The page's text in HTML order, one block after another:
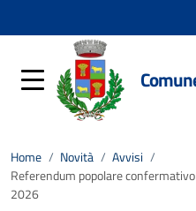
Home / Novità / Avvisi /
Referendum popolare
2026